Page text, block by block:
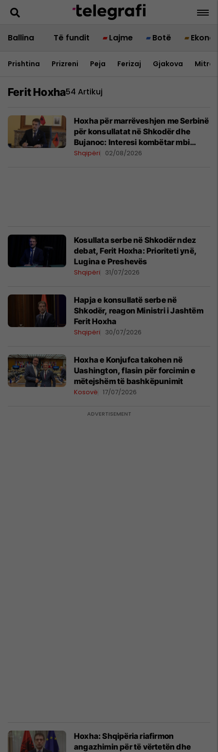
Ballina Të fundit Lajme Botë
Prishtina Prizreni Peja Ferizaj Gjakova
Ferit Hoxha54 Artikuj
Hoxha për marrëveshjen me Serbinë
për konsullatat në Shkodër dhe
Bujanoc: Interesi kombëtar mbi
emocionet historike
Shqipëri 02/08/2026
Kosullata serbe në Shkodër ndez
debat, Ferit Hoxha: Prioriteti ynë,
Lugina e Preshevës
Shqipëri 31/07/2026
Hapja e konsullatë serbe në
Shkodër, reagon Ministri i Jashtëm
Ferit Hoxha
Shqipëri 30/07/2026
Hoxha e Konjufca takohen në
Uashington, flasin për forcimin e
mëtejshëm të bashkëpunimit
Kosovë 17/07/2026
Hoxha: Shqipëria riafirmon
angazhimin për të vërtetën dhe